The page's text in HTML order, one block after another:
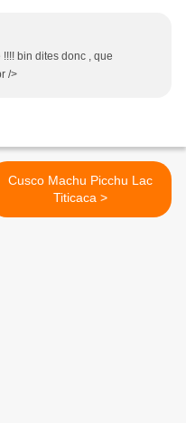
bin dites donc , que
/>
Cusco Machu Picchu Lac
Titicaca >